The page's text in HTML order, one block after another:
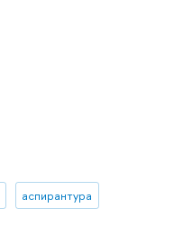
аспирантура